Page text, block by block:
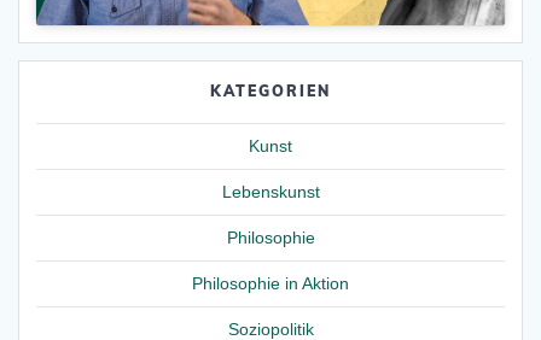
KATEGORIEN
Kunst
Lebenskunst
Philosophie
Philosophie in Aktion
Soziopolitik